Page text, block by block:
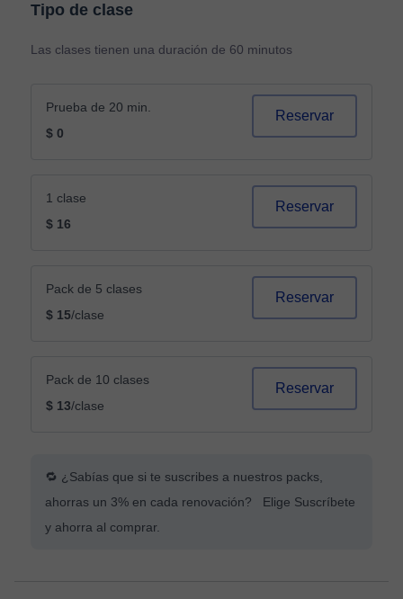
Tipo de clase
Las clases tienen una duración de 60 minutos
Prueba de 20 min.
$ 0
Reservar
1 clase
$ 16
Reservar
Pack de 5 clases
$ 15/clase
Reservar
Pack de 10 clases
$ 13/clase
Reservar
🔁 ¿Sabías que si te suscribes a nuestros packs,
ahorras un 3% en cada renovación? Elige Suscríbete
y ahorra al comprar.